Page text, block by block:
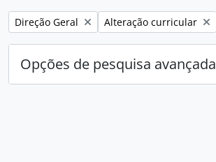
Remover filtro:
Direção Geral Remover filtro:
Alteração curricular
Opções de pesquisa avançada